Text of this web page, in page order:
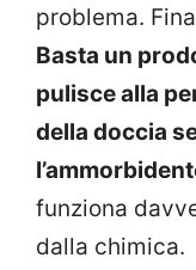
problema.
Basta un
pulisce alla
della doccia
funziona
dalla chimica.